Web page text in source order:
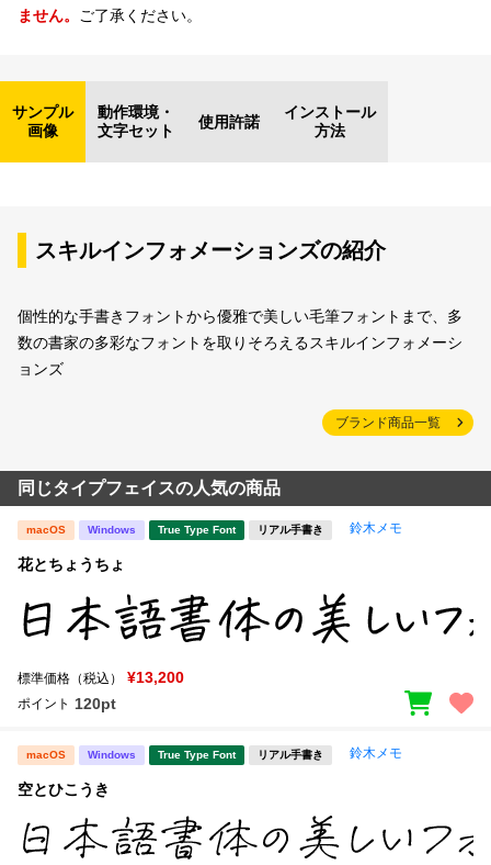
ません。 ご了承ください。
サンプル
画像
動作環境・
文字セット
使用許諾
インストール
方法
スキルインフォメーションズの紹介
個性的な手書きフォントから優雅で美しい毛筆フォントまで、多
数の書家の多彩なフォントを取りそろえるスキルインフォメーシ
ョンズ
ブランド商品一覧
同じタイプフェイスの人気の商品
macOS Windows True Type Font リアル手書き 鈴木メモ
花とちょうちょ
標準価格（税込） ¥13,200
ポイント 120pt
macOS Windows True Type Font リアル手書き 鈴木メモ
空とひこうき